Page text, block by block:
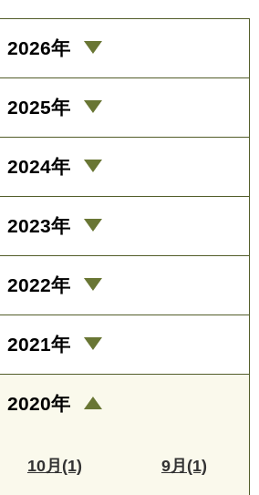
2026年
2025年
2024年
2023年
2022年
2021年
2020年
10月(1) 9月(1)